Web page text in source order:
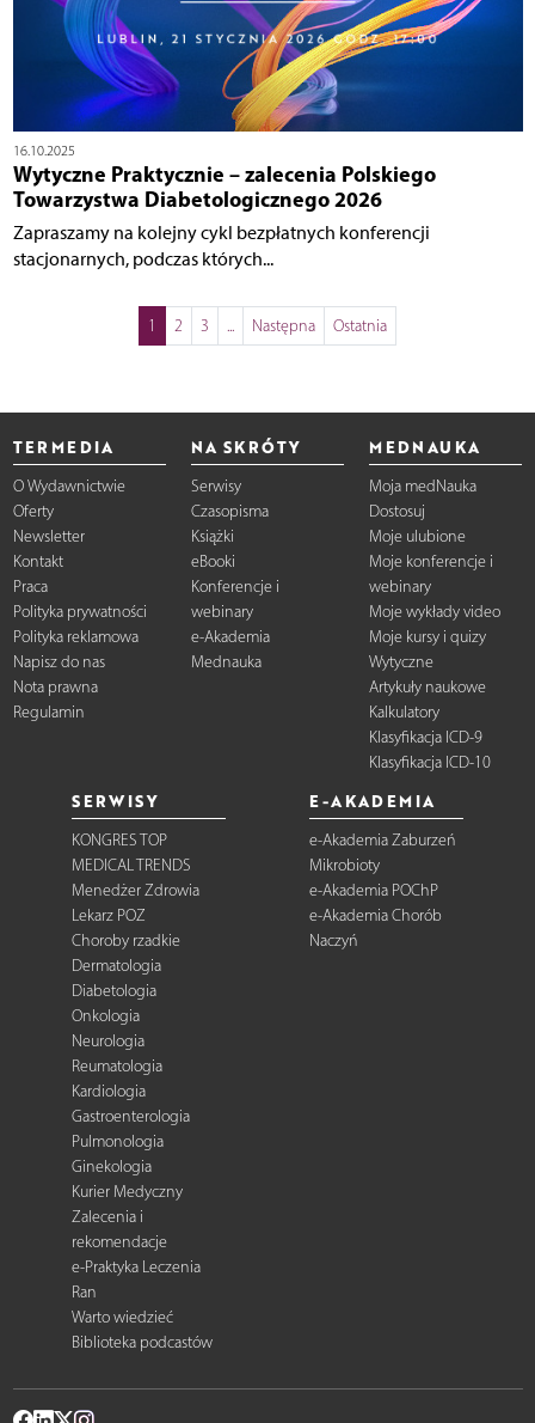
16.10.2025
Wytyczne Praktycznie – zalecenia Polskiego
Towarzystwa Diabetologicznego 2026
Zapraszamy na kolejny cykl bezpłatnych konferencji
stacjonarnych, podczas których...
1 2 3 ... Następna Ostatnia
TERMEDIA
O Wydawnictwie
Oferty
Newsletter
Kontakt
Praca
Polityka prywatności
Polityka reklamowa
Napisz do nas
Nota prawna
Regulamin
NA SKRÓTY
Serwisy
Czasopisma
Książki
eBooki
Konferencje i
webinary
e-Akademia
Mednauka
MEDNAUKA
Moja medNauka
Dostosuj
Moje ulubione
Moje konferencje i
webinary
Moje wykłady video
Moje kursy i quizy
Wytyczne
Artykuły naukowe
Kalkulatory
Klasyfikacja ICD-9
Klasyfikacja ICD-10
SERWISY
KONGRES TOP
MEDICAL TRENDS
Menedżer Zdrowia
Lekarz POZ
Choroby rzadkie
Dermatologia
Diabetologia
Onkologia
Neurologia
Reumatologia
Kardiologia
Gastroenterologia
Pulmonologia
Ginekologia
Kurier Medyczny
Zalecenia i
rekomendacje
e-Praktyka Leczenia
Ran
Warto wiedzieć
Biblioteka podcastów
E-AKADEMIA
e-Akademia Zaburzeń
Mikrobioty
e-Akademia POChP
e-Akademia Chorób
Naczyń